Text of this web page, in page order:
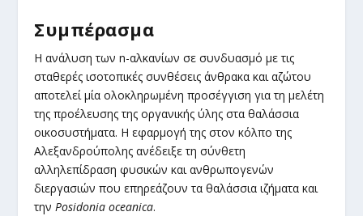
Συμπέρασμα
Η ανάλυση των n-αλκανίων σε συνδυασμό με τις
σταθερές ισοτοπικές συνθέσεις άνθρακα και αζώτου
αποτελεί μία ολοκληρωμένη προσέγγιση για τη μελέτη
της προέλευσης της οργανικής ύλης στα θαλάσσια
οικοσυστήματα. Η εφαρμογή της στον κόλπο της
Αλεξανδρούπολης ανέδειξε τη σύνθετη
αλληλεπίδραση φυσικών και ανθρωπογενών
διεργασιών που επηρεάζουν τα θαλάσσια ιζήματα και
τηνPosidonia oceanica.